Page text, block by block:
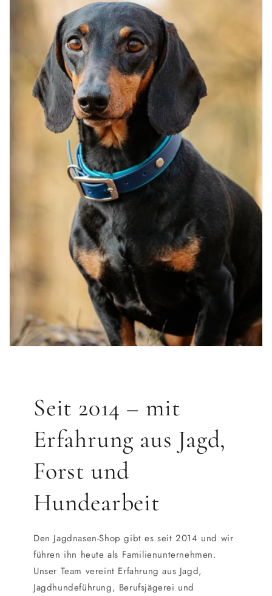
Seit 2014 – mit
Erfahrung aus Jagd,
Forst und
Hundearbeit
Den Jagdnasen-Shop gibt es seit 2014 und wir
führen ihn heute als Familienunternehmen.
Unser Team vereint Erfahrung aus Jagd,
Jagdhundeführung, Berufsjägerei und